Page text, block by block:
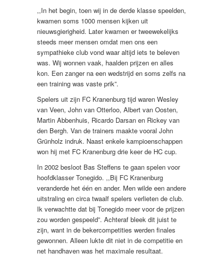
,,In het begin, toen wij in de derde klasse speelden,
kwamen soms 1000 mensen kijken uit
nieuwsgierigheid. Later kwamen er tweewekelijks
steeds meer mensen omdat men ons een
sympathieke club vond waar altijd iets te beleven
was. Wij wonnen vaak, haalden prijzen en alles
kon. Een zanger na een wedstrijd en soms zelfs na
een training was vaste prik”.
Spelers uit zijn FC Kranenburg tijd waren Wesley
van Veen, John van Otterloo, Albert van Oosten,
Martin Abbenhuis, Ricardo Darsan en Rickey van
den Bergh. Van de trainers maakte vooral John
Grünholz indruk. Naast enkele kampioenschappen
won hij met FC Kranenburg drie keer de HC cup.
In 2002 besloot Bas Steffens te gaan spelen voor
hoofdklasser Tonegido. ,,Bij FC Kranenburg
veranderde het één en ander. Men wilde een andere
uitstraling en circa twaalf spelers verlieten de club.
Ik verwachtte dat bij Tonegido meer voor de prijzen
zou worden gespeeld”. Achteraf bleek dit juist te
zijn, want in de bekercompetities werden finales
gewonnen. Alleen lukte dit niet in de competitie en
net handhaven was het maximale resultaat.